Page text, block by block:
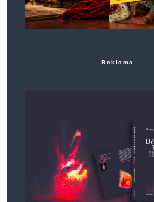
Reklama